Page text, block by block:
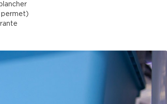
permet)